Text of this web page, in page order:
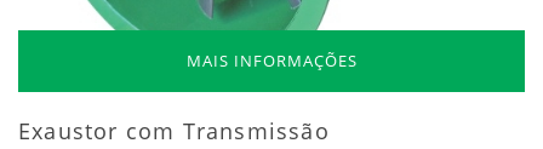
MAIS INFORMAÇÕES
Exaustor com Transmissão